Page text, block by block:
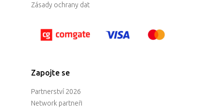
Zásady ochrany dat
Zapojte se
Partnerství 2026
Network partneři